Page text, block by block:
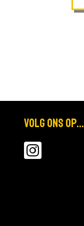
Volg ons op...